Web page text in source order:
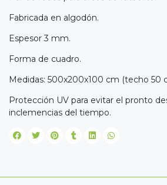
Fabricada en algodón.
Espesor 3 mm.
Forma de cuadro.
Medidas: 500x200x100 cm (techo 50
Protección UV para evitar el pronto
inclemencias del tiempo.